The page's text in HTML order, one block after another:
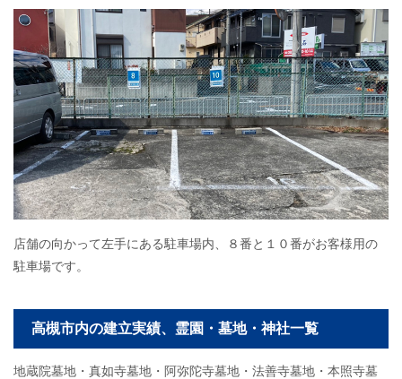
店舗の向かって左手にある駐車場内、８番と１０番がお客様用の
駐車場です。
高槻市内の建立実績、霊園・墓地・神社一覧
地蔵院墓地・真如寺墓地・阿弥陀寺墓地・法善寺墓地・本照寺墓